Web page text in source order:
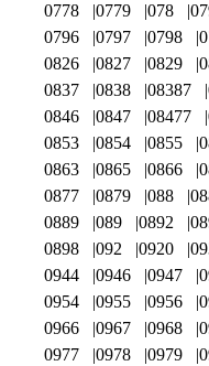
0778
0779 078
0796
0797 0798
0826
0827 0829
0837
0838 08387
0846
0847 08477
0853
0854 0855
0863
0865 0866
0877
0879 088
0889
089 0892
0898
092 0920
0944
0946 0947
0954
0955 0956
0966
0967 0968
0977
0978 0979